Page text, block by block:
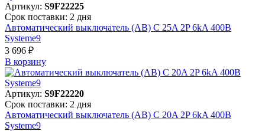
Артикул: S9F22225
Срок поставки: 2 дня
Автоматический выключатель (АВ) C 25A 2P 6kA 400В
Systeme9
3 696 ₽
В корзинy
Артикул: S9F22220
Срок поставки: 2 дня
Автоматический выключатель (АВ) C 20A 2P 6kA 400В
Systeme9